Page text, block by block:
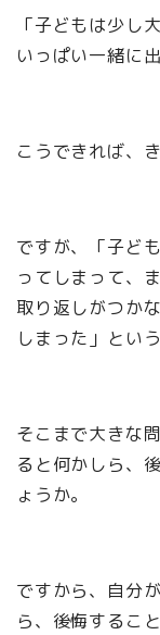
「子どもは少し
いっぱい一緒に
こうできれば、
ですが、「子ど
ってしまって、
取り返しがつか
しまった」とい
そこまで大きな
ると何かしら、
ょうか。
ですから、自分
ら、後悔するこ